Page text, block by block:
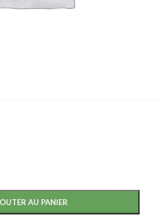
AU PANIER